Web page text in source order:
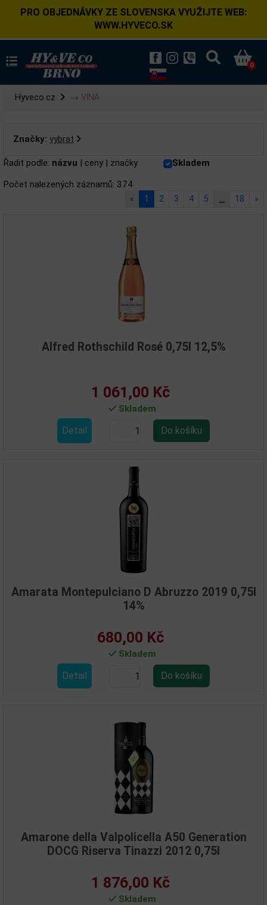
PRO OBJEDNÁVKY ZE SLOVENSKA VYUŽIJTE WEB:
WWW.HYVECO.SK
0
Hyveco.cz → VÍNA
Značky: vybrat
Řadit podle: názvu | ceny | značky
Skladem
Počet nalezených záznamů: 374
« 1 2 3 4 5 18 »
Alfred Rothschild Rosé 0,75l 12,5%
1 061,00 Kč
Skladem
Detail
Amarata Montepulciano D Abruzzo 2019 0,75l
14%
680,00 Kč
Skladem
Detail
Amarone della Valpolicella A50 Generation
DOCG Riserva Tinazzi 2012 0,75l
1 876,00 Kč
Skladem